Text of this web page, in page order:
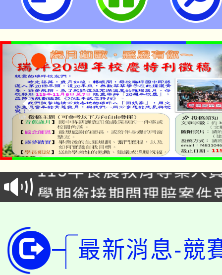
資訊-桃園市立瑞坪國民中學
淨零綠生活教案入校路
會
115年食農教育專業人
程
學期銜接期間理賠案件
版
公告本校115學年度第
代理(課)教師甄選結果(
「2026金融保險知識
最新消息-競